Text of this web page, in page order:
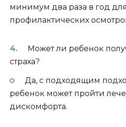
минимум два раза в год для
профилактических
Может ли ребенок
страха?
Да, с подходящим
ребенок может пройти
дискомфорта.